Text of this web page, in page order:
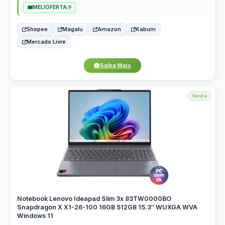
MELIOFERTA
Shopee Magalu Amazon
Kabum
Mercado Livre
Saiba Mais
Verde
Notebook Lenovo Ideapad Slim 3x 83TW0000BO
Snapdragon X X1-26-100 16GB 512GB 15.3″ WUXGA WVA
Windows 11